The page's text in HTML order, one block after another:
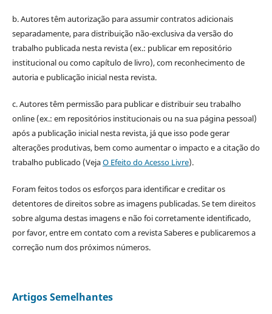
b. Autores têm autorização para assumir contratos adicionais
separadamente, para distribuição não-exclusiva da versão do
trabalho publicada nesta revista (ex.: publicar em repositório
institucional ou como capítulo de livro), com reconhecimento de
autoria e publicação inicial nesta revista.
c. Autores têm permissão para publicar e distribuir seu trabalho
online (ex.: em repositórios institucionais ou na sua página pessoal)
após a publicação inicial nesta revista, já que isso pode gerar
alterações produtivas, bem como aumentar o impacto e a citação do
trabalho publicado (VejaO Efeito do Acesso Livre).
Foram feitos todos os esforços para identificar e creditar os
detentores de direitos sobre as imagens publicadas. Se tem direitos
sobre alguma destas imagens e não foi corretamente identificado,
por favor, entre em contato com a revista Saberes e publicaremos a
correção num dos próximos números.
Artigos Semelhantes